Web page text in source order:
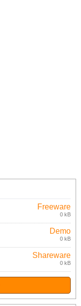
Freeware
0 kB
Demo
0 kB
Shareware
0 kB